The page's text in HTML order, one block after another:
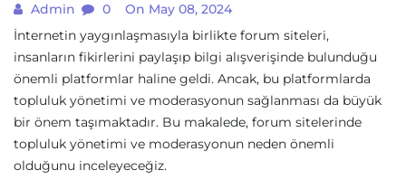
Admin 0
On May 08, 2024
İnternetin yaygınlaşmasıyla birlikte forum siteleri,
insanların fikirlerini paylaşıp bilgi alışverişinde bulunduğu
önemli platformlar haline geldi. Ancak, bu platformlarda
topluluk yönetimi ve moderasyonun sağlanması da büyük
bir önem taşımaktadır. Bu makalede, forum sitelerinde
topluluk yönetimi ve moderasyonun neden önemli
olduğunu inceleyeceğiz.